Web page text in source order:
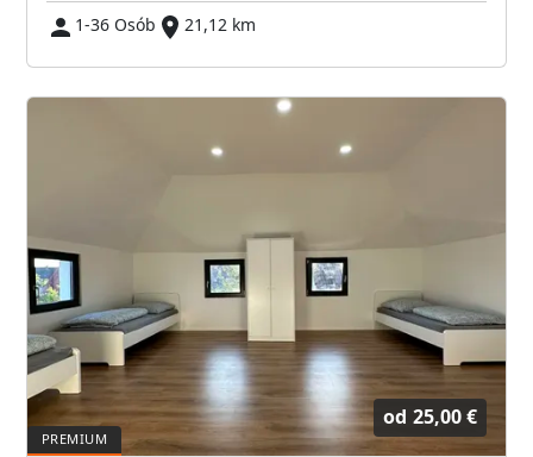
1-36 Osób
21,12 km
od 25,00 €